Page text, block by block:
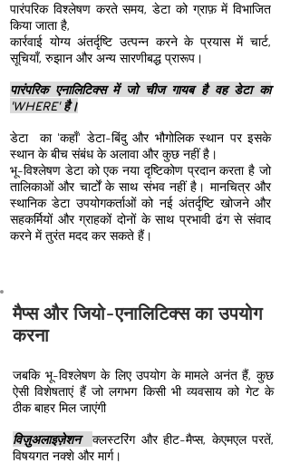
पारंपरिक विश्लेषण करते समय, डेटा को ग्राफ़ में विभाजित
किया जाता है,
कार्रवाई योग्य अंतर्दृष्टि उत्पन्न करने के प्रयास में चार्ट,
सूचियाँ, रुझान और अन्य सारणीबद्ध प्रारूप।
पारंपरिक एनालिटिक्स में जो चीज गायब है वह डेटा का
'WHERE' है।
डेटा का 'कहाँ' डेटा-बिंदु और भौगोलिक स्थान पर इसके
स्थान के बीच संबंध के अलावा और कुछ नहीं है।
भू-विश्लेषण डेटा को एक नया दृष्टिकोण प्रदान करता है जो
तालिकाओं और चार्टों के साथ संभव नहीं है। मानचित्र और
स्थानिक डेटा उपयोगकर्ताओं को नई अंतर्दृष्टि खोजने और
सहकर्मियों और ग्राहकों दोनों के साथ प्रभावी ढंग से संवाद
करने में तुरंत मदद कर सकते हैं।
मैप्स और जियो-एनालिटिक्स का उपयोग
करना
जबकि भू-विश्लेषण के लिए उपयोग के मामले अनंत हैं, कुछ
ऐसी विशेषताएं हैं जो लगभग किसी भी व्यवसाय को गेट के
ठीक बाहर मिल जाएंगी
विज़ुअलाइज़ेशन क्लस्टरिंग और हीट-मैप्स, केएमएल परतें,
विषयगत नक्शे और मार्ग।